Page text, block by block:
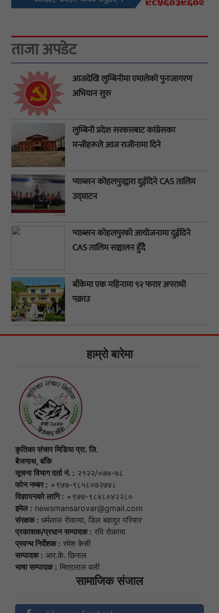
ताजा अपडेट
आजदेखि लुम्बिनीमा एमालेको पुनःजागरण
अभियान सुरु
लुम्बिनी प्रदेश सरकारबाट कांग्रेसका
मन्त्रीहरूले आज राजीनामा दिने
प्याब्सन कोहलपुरद्वारा दुईदिने CAS तालिम
उद्घाटन
प्याब्सन कोहलपुरको आयोजनामा दुईदिने
CAS तालिम सञ्चालन हुँदै
बाँकेमा एक महिनामा ९२ फरार अपराधी
पक्राउ
हाम्राे बारेमा
कृतिका संचार मिडिया प्रा. लि.
बैजनाथ, बाँके
सूचना विभाग दर्ता नं. : २१२२/०७७-७८
फोन नम्बर : +९७७-९८५८०७२७४८
विज्ञापनकाे लागि : +९७७-९८४८०४२२८०
इमेल : newsmansarovar@gmail.com
संरक्षक : धर्मलाल राेकाया, डिल बहादुर परियार
प्रकाशक/प्रधान सम्पादक : रवि राेकाया
प्रवन्ध निर्देशक : रमेश केसी
सम्पादक : आर.के. छिनाल
भाषा सम्पादक : मित्रलाल वली
सामाजिक संजाल